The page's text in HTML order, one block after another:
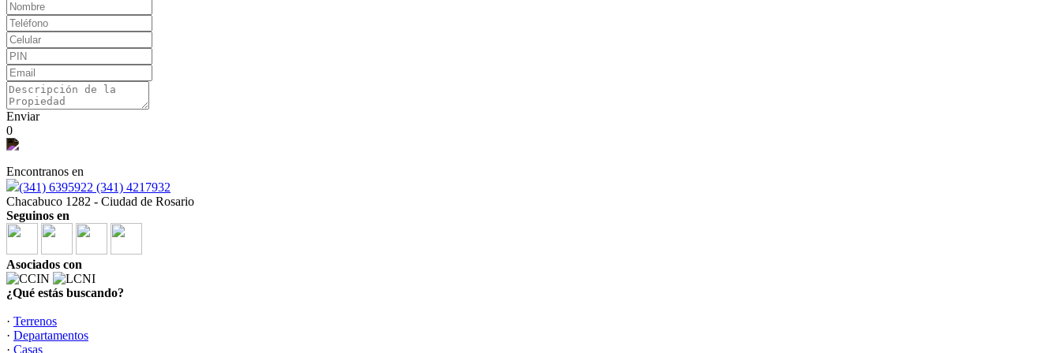
Enviar
0
Encontranos en
(341) 6395922 (341) 4217932
Chacabuco 1282 - Ciudad de Rosario
Seguinos en
Asociados con
¿Qué estás buscando?
· Terrenos
· Departamentos
· Casas